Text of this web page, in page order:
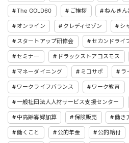
The GOLD60 ご挨拶 ねんきん
オンライン クレディセゾン シ
スタートアップ研修会 セカンドライ
セミナー ドラックストアコスモス
マネーダイニング ミコサポ ラ
ワークライフバランス ワーク教育
一般社団法人人材サービス支援センター
中高齢寡婦加算 保険販売 働き
働くこと 公的年金 公的給付